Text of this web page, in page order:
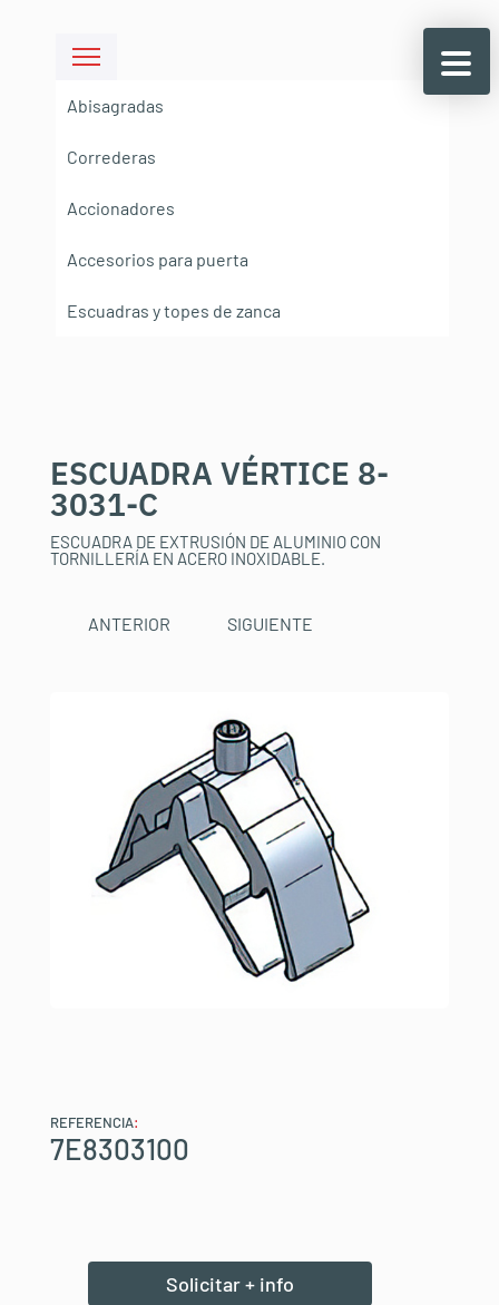
Abisagradas
Correderas
Accionadores
Accesorios para puerta
Escuadras y topes de zanca
ESCUADRA VÉRTICE 8-
3031-C
ESCUADRA DE EXTRUSIÓN DE ALUMINIO CON
TORNILLERÍA EN ACERO INOXIDABLE.
SIGUIENTE
ANTERIOR
REFERENCIA:
7E8303100
Solicitar + info